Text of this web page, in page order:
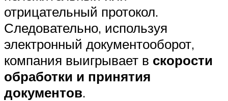
отрицательный протокол.
Следовательно, используя
электронный документооборот,
компания выигрывает в скорости
обработки и принятия
документов.